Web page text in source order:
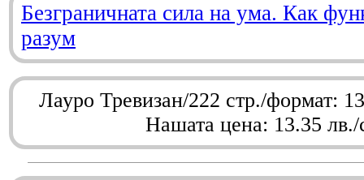
Безграничната сила на ума. Как
разум
Лауро Тревизан/222 стр./формат:
Нашата цена: 13.35 лв./